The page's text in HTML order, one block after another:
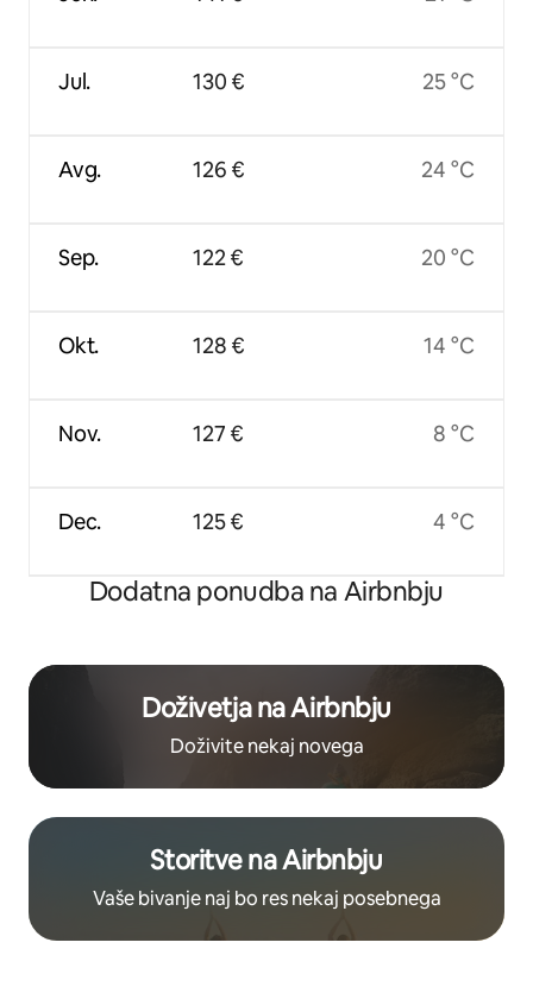
Jul.
Avg.
Sep.
Okt.
Nov.
Dec.
130 €
126 €
122 €
128 €
127 €
125 €
25 °C
24 °C
20 °C
14 °C
8 °C
4 °C
Dodatna ponudba na Airbnbju
Doživetja na Airbnbju
Doživite nekaj novega
Storitve na Airbnbju
Vaše bivanje naj bo res nekaj posebnega